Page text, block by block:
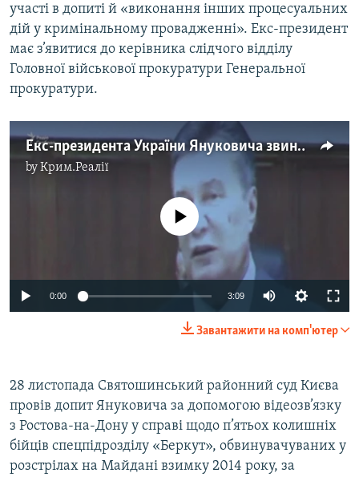
УКРАЇНСЬКА ПРОБЛЕМА КРИМУ
ІНФОГРАФІКА
ДОЛУЧАЙСЯ!
участі в допиті й «виконання інших процесуальних
дій у кримінальному провадженні». Екс-президент
має з’явитися до керівника слідчого відділу
Головної військової прокуратури Генеральної
прокуратури.
Екс-президента України Януковича звинувачено у державній зраді (відео)
byКрим.Реалії
No media source currently available
0:00 3:09
Завантажити на комп'ютер
28 листопада Святошинський районний суд Києва
провів допит Януковича за допомогою відеозв’язку
з Ростова-на-Дону у справі щодо п’ятьох колишніх
бійців спецпідрозділу «Беркут», обвинувачуваних у
розстрілах на Майдані взимку 2014 року, за